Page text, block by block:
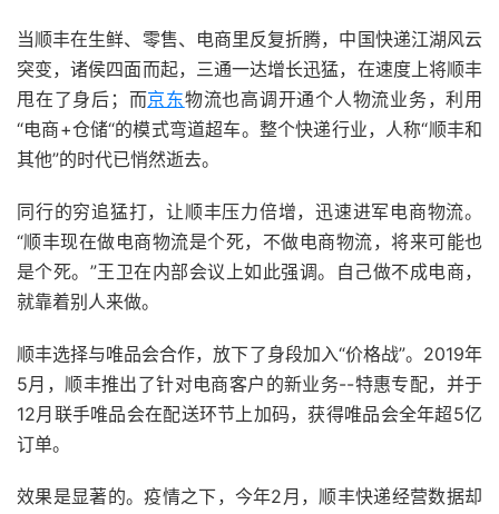
当顺丰在生鲜、零售、电商里反复折腾，中国快递江湖风云
突变，诸侯四面而起，三通一达增长迅猛，在速度上将顺丰
甩在了身后；而京东物流也高调开通个人物流业务，利用
“电商+仓储“的模式弯道超车。整个快递行业，人称“顺丰和
其他”的时代已悄然逝去。
同行的穷追猛打，让顺丰压力倍增，迅速进军电商物流。
“顺丰现在做电商物流是个死，不做电商物流，将来可能也
是个死。”王卫在内部会议上如此强调。自己做不成电商，
就靠着别人来做。
顺丰选择与唯品会合作，放下了身段加入“价格战”。2019年
5月，顺丰推出了针对电商客户的新业务--特惠专配，并于
12月联手唯品会在配送环节上加码，获得唯品会全年超5亿
订单。
效果是显著的。疫情之下，今年2月，顺丰快递经营数据却